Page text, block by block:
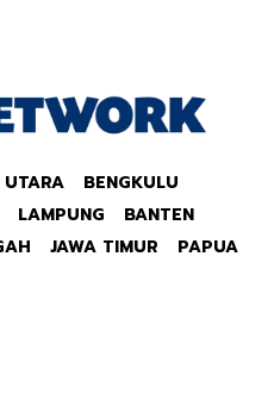
UTARA
BENGKULU
LAMPUNG
BANTEN
JAWA TIMUR PAPUA